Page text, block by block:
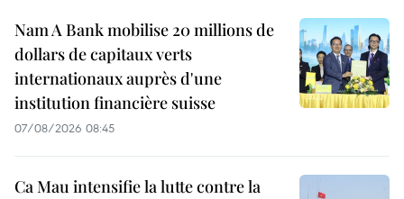
Nam A Bank mobilise 20 millions de
dollars de capitaux verts
internationaux auprès d'une
institution financière suisse
07/08/2026 08:45
Ca Mau intensifie la lutte contre la